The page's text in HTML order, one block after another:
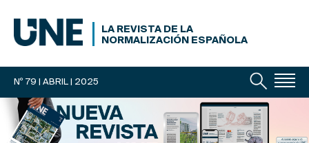
LA REVISTA DE LA
NORMALIZACIÓN ESPAÑOLA
Nº 79 | ABRIL | 2025